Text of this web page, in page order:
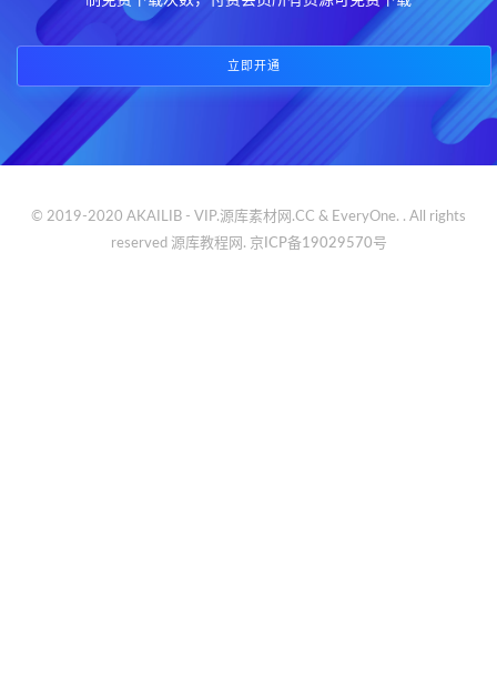
立即开通
© 2019-2020 AKAILIB - VIP.源库素材网.CC & EveryOne. . All rights
reserved 源库教程网. 京ICP备19029570号